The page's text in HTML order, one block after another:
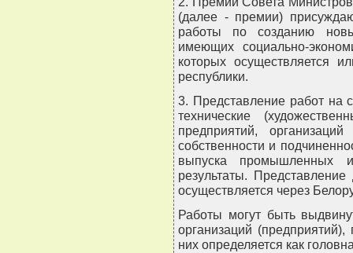
(далее - премии)
работы по созданию
имеющих социально-
которых осуществляется
республики.
3. Представление работ на
технические
предприятий,
собственности и
выпуска промышленных
результаты.
осуществляется через
Работы могут быть
организаций
них определяется как